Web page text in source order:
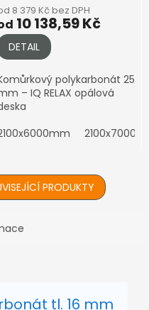
2100x5000mm
8 379 Kč bez DPH
10 138,59 Kč
DETAIL
polykarbonát 25
– IQ RELAX opálová
PRODUKTY
tl. 16 mm